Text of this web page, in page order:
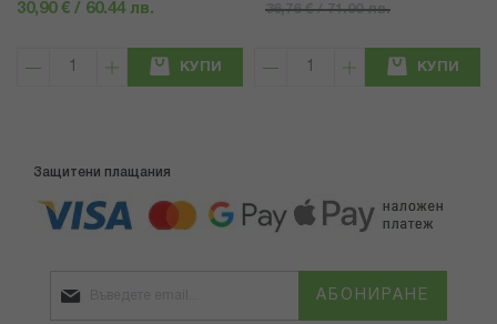
30,90 € / 60.44 лв.
КУПИ
36,76 € / 71.90 лв.
КУПИ
Защитени плащания
АБОНИРАНЕ